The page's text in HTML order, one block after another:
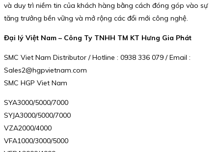
và duy trì niềm tin của khách hàng bằng cách đóng góp vào sự
tăng trưởng bền vững và mở rộng các đổi mới công nghệ.
Đại lý Việt Nam – Công Ty TNHH TM KT Hưng Gia Phát
SMC Viet Nam Distributor / Hotline : 0938 336 079 / Email :
Sales2@hgpvietnam.com
SMC HGP Viet Nam
SYA3000/5000/7000
SYJA3000/5000/7000
VZA2000/4000
VFA1000/3000/5000